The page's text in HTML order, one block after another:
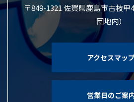
〒849-1321 佐賀県鹿島市古枝
団地内）
アクセスマッ
営業日のご案